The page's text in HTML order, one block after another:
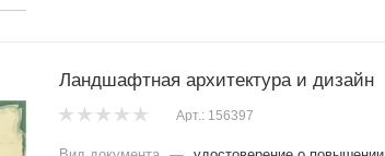
Ландшафтная архитектура и дизайн
Арт.: 156397